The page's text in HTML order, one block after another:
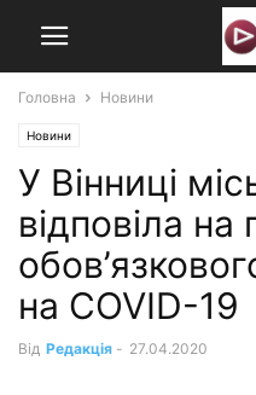
Головна Новини
Новини
У Вінниці
відповіла
на COVID-19
Від Редакція - 27.04.2020